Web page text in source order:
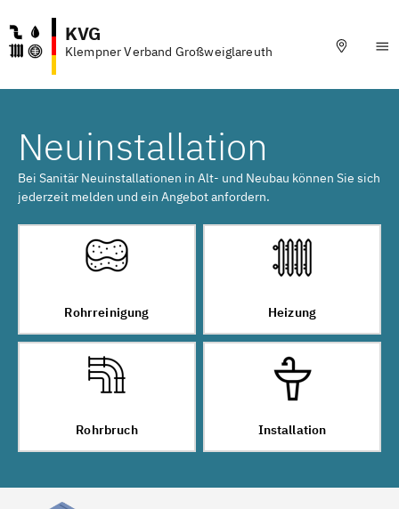
KVG
Klempner Verband Großweiglareuth
Neuinstallation
Bei Sanitär Neuinstallationen in Alt- und Neubau können Sie sich
jederzeit melden und ein Angebot anfordern.
Rohrreinigung Heizung
Rohrbruch Installation